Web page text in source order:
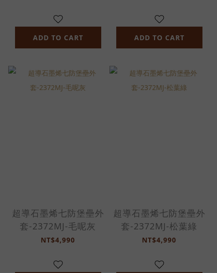
ADD TO CART ADD TO CART
超導石墨烯七防堡壘外
套-2372MJ-毛呢灰
NT$4,990
超導石墨烯七防堡壘外
套-2372MJ-松葉綠
NT$4,990